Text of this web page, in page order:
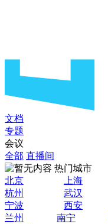
文档
专题
会议
全部 直播间
热门城市
北京
上海
杭州
武汉
宁波
西安
兰州
南宁